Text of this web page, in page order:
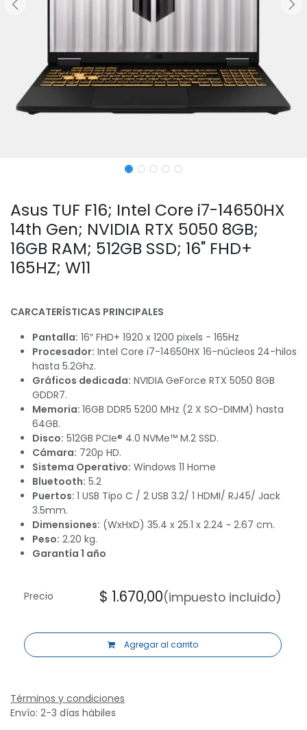
Asus TUF F16; Intel Core i7-14650HX
14th Gen; NVIDIA RTX 5050 8GB;
16GB RAM; 512GB SSD; 16" FHD+
165HZ; W11
CARCATERÍSTICAS PRINCIPALES
Pantalla: 16″ FHD+ 1920 x 1200 pixels - 165Hz
Procesador: Intel Core i7-14650HX 16-núcleos 24-hilos
hasta 5.2Ghz.
Gráficos dedicada: NVIDIA GeForce RTX 5050 8GB
GDDR7.
Memoria: 16GB DDR5 5200 MHz (2 X SO-DIMM) hasta
64GB.
Disco: 512GB PCIe® 4.0 NVMe™ M.2 SSD.
Cámara: 720p HD.
Sistema Operativo: Windows 11 Home
Bluetooth: 5.2
Puertos: 1 USB Tipo C / 2 USB 3.2/ 1 HDMI/ RJ45/ Jack
3.5mm.
Dimensiones: (WxHxD) 35.4 x 25.1 x 2.24 ~ 2.67 cm.
Peso: 2.20 kg.
Garantía 1 año
Agregar al carrito
Precio $ 1.670,00(impuesto incluido)
Términos y condiciones
Envío: 2-3 días hábiles